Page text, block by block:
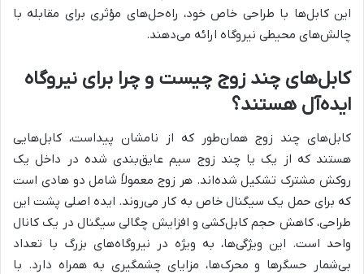
این کابل‌ها با طراحی خاص خود، راه‌حل‌های مؤثری برای مقابله با
چالش‌های محیطی نیروگاه ارائه می‌دهند.
کابل‌های چند زوج چیست و چرا برای نیروگاه
ایده‌آل هستند؟
کابل‌های چند زوج همان‌طور که از نامشان پیداست، کابل‌هایی
هستند که از یک یا چند زوج سیم عایق‌بندی شده در داخل یک
روکش مشترک تشکیل شده‌اند. هر زوج معمولاً شامل دو هادی است
که برای حمل یک سیگنال خاص به کار می‌روند. ایده اصلی پشت این
طراحی، کاهش حجم کابل‌کشی و افزایش چگالی سیگنال در یک کانال
واحد است. این ویژگی‌ها، به ویژه در نیروگاه‌های بزرگ با تعداد
بی‌شمار حسگرها و محرک‌ها، مزایای چشمگیری به همراه دارد. با